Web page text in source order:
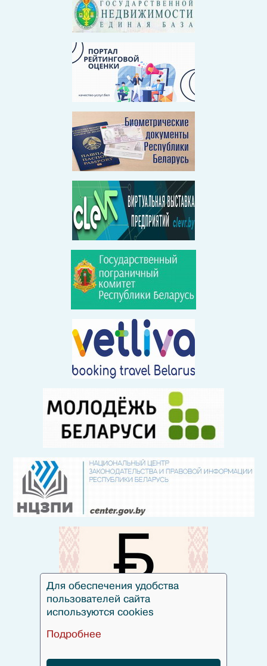
Для обеспечения удобства
пользователей сайта
используются cookies
Подробнее